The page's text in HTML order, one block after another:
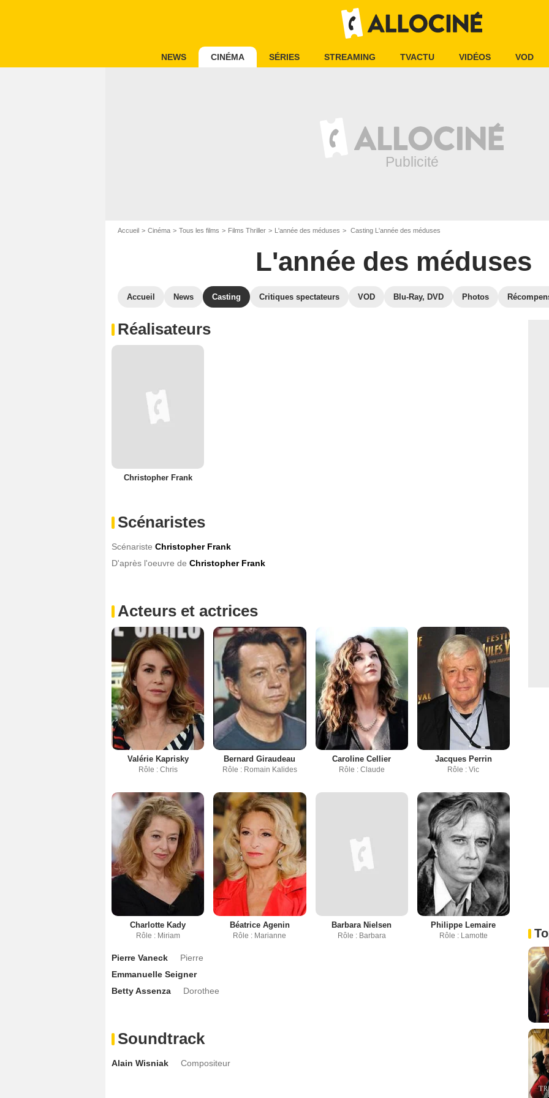
NEWS CINÉMA SÉRIES STREAMING TVACTU VIDÉOS VOD
Accueil Cinéma Tous les films Films Thriller L'année des méduses Casting L'année des méduses
L'année des méduses
Accueil News Casting Critiques spectateurs VOD Blu-Ray, DVD Photos
Réalisateurs
Christopher Frank
Scénaristes
Scénariste Christopher Frank
D'après l'oeuvre de Christopher Frank
Acteurs et actrices
Valérie Kaprisky
Rôle : Chris
Bernard Giraudeau
Rôle : Romain Kalides
Caroline Cellier
Rôle : Claude
Jacques Perrin
Rôle : Vic
Charlotte Kady
Rôle : Miriam
Béatrice Agenin
Rôle : Marianne
Barbara Nielsen
Rôle : Barbara
Philippe Lemaire
Rôle : Lamotte
Pierre Vaneck
Pierre
Emmanuelle Seigner
Betty Assenza
Dorothee
Soundtrack
Alain Wisniak Compositeur